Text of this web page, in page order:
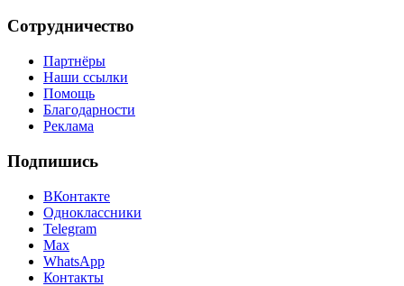
Сотрудничество
Партнёры
Наши ссылки
Помощь
Благодарности
Реклама
Подпишись
ВКонтакте
Одноклассники
Telegram
Max
WhatsApp
Контакты